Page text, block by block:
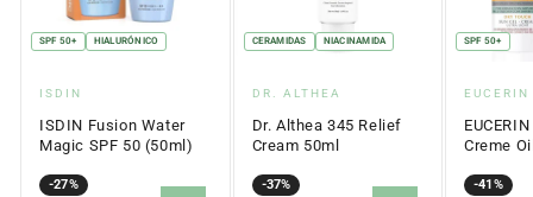
SPF 50+ HIALURÓNICO
Proveedor:
ISDIN
ISDIN Fusion Water
Magic SPF 50 (50ml)
-27%
Precio
Precio
CERAMIDAS NIACINAMIDA
Proveedor:
DR. ALTHEA
Dr. Althea 345 Relief
Cream 50ml
-37%
Precio
Precio
SPF 50+
EUCERIN
Creme
-41%
Precio
Precio